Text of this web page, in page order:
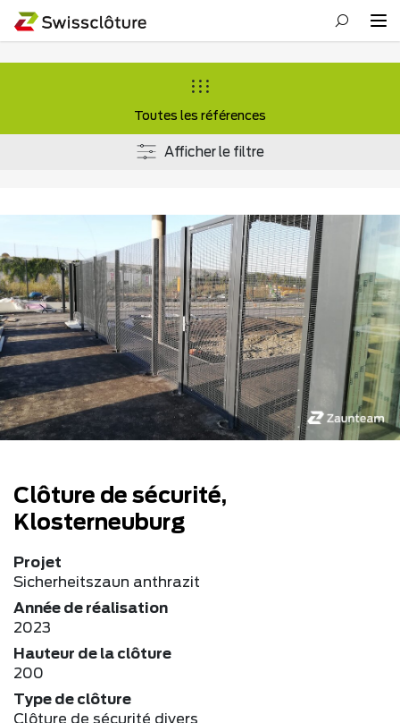
Toutes les références
Afficher le filtre
Clôture de sécurité,
Klosterneuburg
Projet
Sicherheitszaun anthrazit
Année de réalisation
2023
Hauteur de la clôture
200
Type de clôture
Clôture de sécurité divers